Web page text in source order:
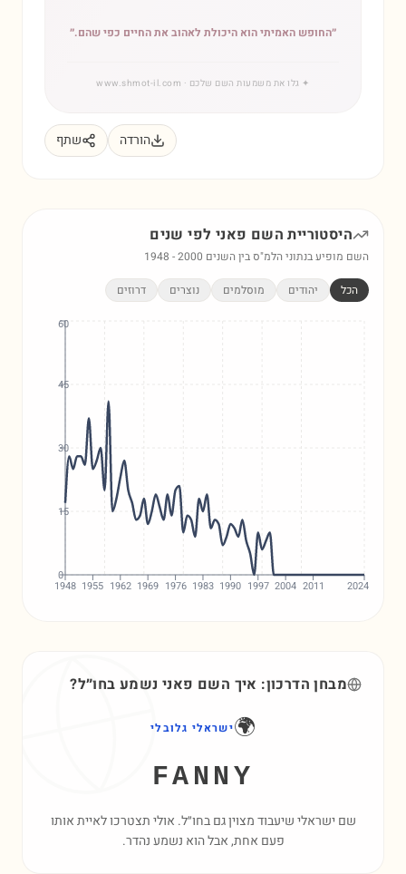
״החופש האמיתי הוא היכולת לאהוב את החיים כפי שהם.״
✦ גלו את משמעות השם שלכם · www.shmot-il.com
הורדה שתף
היסטוריית השם פאני לפי שנים
השם מופיע בנתוני הלמ"ס בין השנים 1948 -2000
הכל יהודים מוסלמים נוצרים דרוזים
1948 1955 1962 1969 1976 1983 1990 1997 2004 2011 2024
0
15
30
45
60
מבחן הדרכון: איך השם פאני נשמע בחו״ל?
🌍ישראלי גלובלי
FANNY
שם ישראלי שיעבוד מצוין גם בחו״ל. אולי תצטרכו לאיית אותו
פעם אחת, אבל הוא נשמע נהדר.